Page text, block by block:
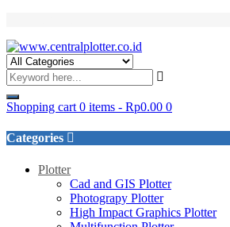
Shopping cart 0 items - Rp0.00 0
Categories
Plotter
Cad and GIS Plotter
Photograpy Plotter
High Impact Graphics Plotter